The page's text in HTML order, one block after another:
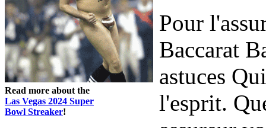
Read more about the
Las Vegas 2024 Super
Bowl Streaker!
Pour
Baccarat
astuces
l'esprit.